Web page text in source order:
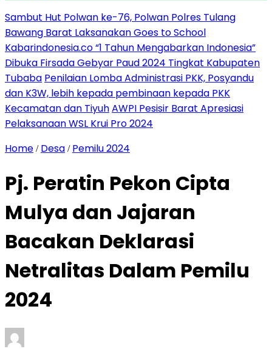
Sambut Hut Polwan ke-76, Polwan Polres Tulang
Bawang Barat Laksanakan Goes to School
Kabarindonesia.co “1 Tahun Mengabarkan Indonesia”
Dibuka Firsada Gebyar Paud 2024 Tingkat Kabupaten
Tubaba Penilaian Lomba Administrasi PKK, Posyandu
dan K3W, lebih kepada pembinaan kepada PKK
Kecamatan dan TiyuhAWPI Pesisir Barat Apresiasi
Pelaksanaan WSL Krui Pro 2024
Home / Desa / Pemilu 2024
Pj. Peratin Pekon Cipta
Mulya dan Jajaran
Bacakan Deklarasi
Netralitas Dalam Pemilu
2024